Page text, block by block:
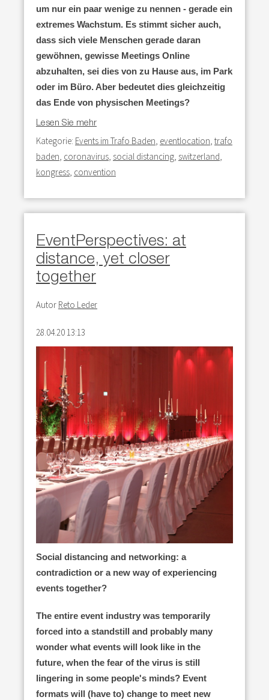
um nur ein paar wenige zu nennen - gerade ein
extremes Wachstum. Es stimmt sicher auch,
dass sich viele Menschen gerade daran
gewöhnen, gewisse Meetings Online
abzuhalten, sei dies von zu Hause aus, im Park
oder im Büro. Aber bedeutet dies gleichzeitig
das Ende von physischen Meetings?
Lesen Sie mehr
Kategorie: Events im Trafo Baden, eventlocation, trafo
baden, coronavirus, social distancing, switzerland,
kongress, convention
EventPerspectives: at
distance, yet closer
together
Autor Reto Leder
28.04.20 13:13
Social distancing and networking: a
contradiction or a new way of experiencing
events together?
The entire event industry was temporarily
forced into a standstill and probably many
wonder what events will look like in the
future, when the fear of the virus is still
lingering in some people's minds? Event
formats will (have to) change to meet new